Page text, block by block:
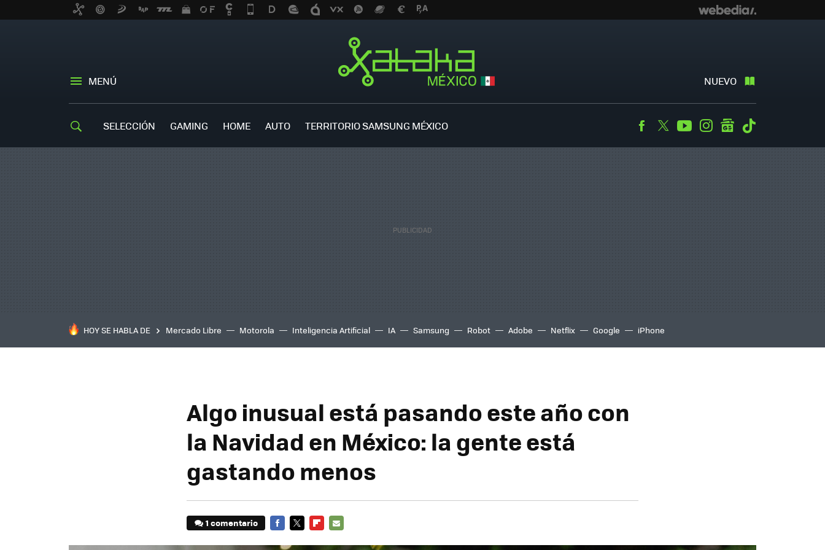
MENÚ NUEVO
SELECCIÓN GAMING HOME AUTO TERRITORIO SAMSUNG MÉXICO Facebook
TwitterYoutubeInstagramgooglenews
HOY SE HABLA DE Mercado Libre Motorola Inteligencia Artificial IA Samsung Robot Adobe Netflix Google iPhone
Algo inusual está pasando este año con
la Navidad en México: la gente está
gastando menos
1 comentario